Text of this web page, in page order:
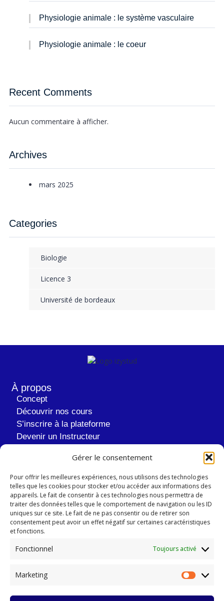
Gérer le consentement
Pour offrir les meilleures expériences, nous utilisons des technologies
telles que les cookies pour stocker et/ou accéder aux informations des
appareils. Le fait de consentir à ces technologies nous permettra de
traiter des données telles que le comportement de navigation ou les ID
uniques sur ce site. Le fait de ne pas consentir ou de retirer son
consentement peut avoir un effet négatif sur certaines caractéristiques
et fonctions.
Fonctionnel Toujours activé
Marketing
Physiologie animale : le système vasculaire
Physiologie animale : le coeur
Recent Comments
Aucun commentaire à afficher.
Archives
mars 2025
Categories
Biologie
Licence 3
Université de bordeaux
À propos
Concept
Découvrir nos cours
S’inscrire à la plateforme
Devenir un Instructeur
Informations Légales
Mentions Légales
Politiques de Confidentialité
Conditions Générales de Ventes
Politiques Propriété intellectuelle
Conditions Générales Instructeurs
FAQ